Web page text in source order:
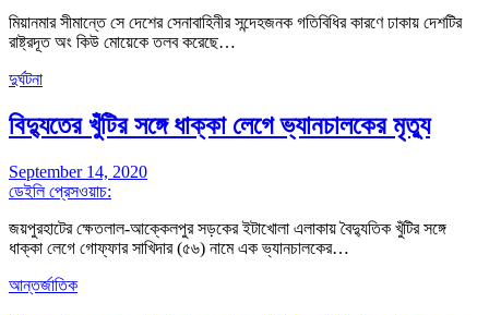
মিয়ানমার সীমান্তে সে দেশের সেনাবাহিনীর সন্দেহজনক গতিবিধির কারণে ঢাকায় দেশটির
রাষ্ট্রদূত অং কিউ মোয়েকে তলব করেছে…
দুর্ঘটনা
বিদ্যুতের খুঁটির সঙ্গে ধাক্কা লেগে ভ্যানচালকের মৃত্যু
September 14, 2020
ডেইলি প্রেসওয়াচ:
জয়পুরহাটের ক্ষেতলাল-আক্কেলপুর সড়কের ইটাখোলা এলাকায় বৈদ্যুতিক খুঁটির সঙ্গে
ধাক্কা লেগে গোফ্ফার সাখিদার (৫৬) নামে এক ভ্যানচালকের…
আন্তর্জাতিক